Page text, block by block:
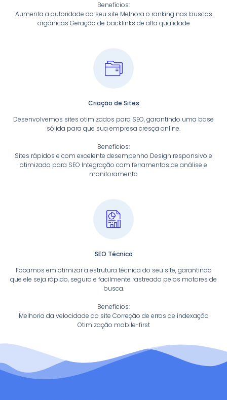
Benefícios:
Aumenta a autoridade do seu site Melhora o ranking nas buscas
orgânicas Geração de backlinks de alta qualidade
Criação de Sites
Desenvolvemos sites otimizados para SEO, garantindo uma base
sólida para que sua empresa cresça online.
Benefícios:
Sites rápidos e com excelente desempenho Design responsivo e
otimizado para SEO Integração com ferramentas de análise e
monitoramento
SEO Técnico
Focamos em otimizar a estrutura técnica do seu site, garantindo
que ele seja rápido, seguro e facilmente rastreado pelos motores de
busca.
Benefícios:
Melhoria da velocidade do site Correção de erros de indexação
Otimização mobile-first